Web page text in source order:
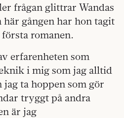
frågan glittrar Wandas
gången har hon tagit
romanen.
erfarenheten som
i mig som jag alltid
jag ta hoppen som gör
tryggt på andra
är jag